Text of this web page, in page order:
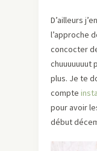
D’ailleurs
l’approche
concocter
chuuuuuuut
plus. Je te
compte
pour avoir
début